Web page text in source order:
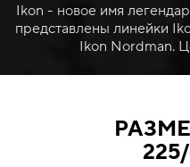
Ikon - новое имя
представлены линейки
Ikon Nordman.